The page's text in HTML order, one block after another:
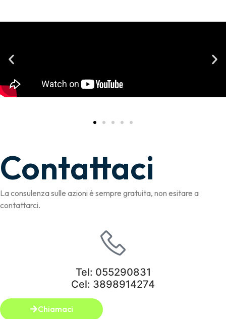
Contattaci
La consulenza sulle azioni è sempre gratuita, non esitare a
contattarci.
Tel: 055290831
Cel: 3898914274
Chiamaci